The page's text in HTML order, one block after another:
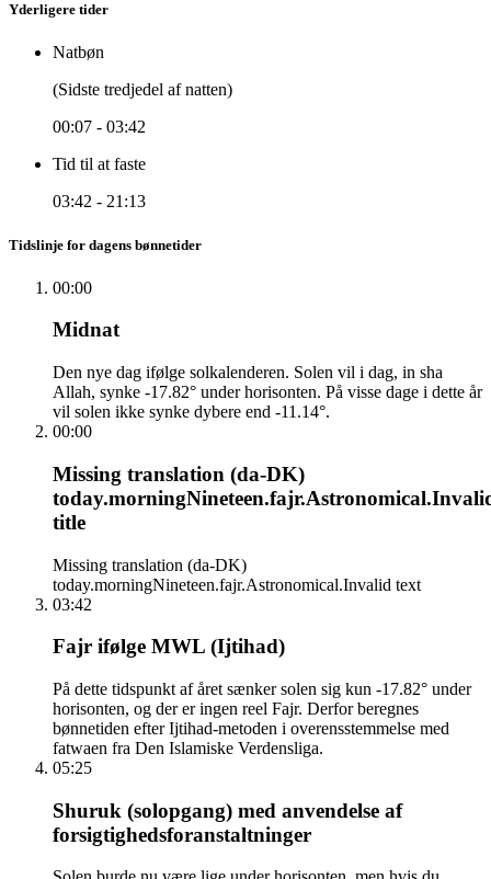
Yderligere tider
Natbøn
(Sidste tredjedel af natten)
00:07 - 03:42
Tid til at faste
03:42 - 21:13
Tidslinje for dagens bønnetider
00:00
Midnat
Den nye dag ifølge solkalenderen. Solen vil i dag, in sha
Allah, synke -17.82° under horisonten. På visse dage i dette år
vil solen ikke synke dybere end -11.14°.
00:00
Missing translation (da-DK)
title
Missing translation (da-DK)
today.morningNineteen.fajr.Astronomical.Invalid text
03:42
Fajr ifølge MWL (Ijtihad)
På dette tidspunkt af året sænker solen sig kun -17.82° under
horisonten, og der er ingen reel Fajr. Derfor beregnes
bønnetiden efter Ijtihad-metoden i overensstemmelse med
fatwaen fra Den Islamiske Verdensliga.
05:25
Shuruk (solopgang) med anvendelse af
forsigtighedsforanstaltninger